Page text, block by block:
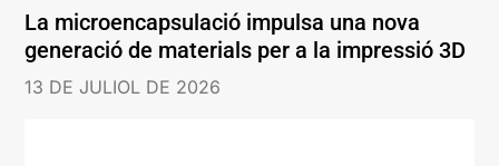
La microencapsulació impulsa una nova
generació de materials per a la impressió 3D
13 DE JULIOL DE 2026